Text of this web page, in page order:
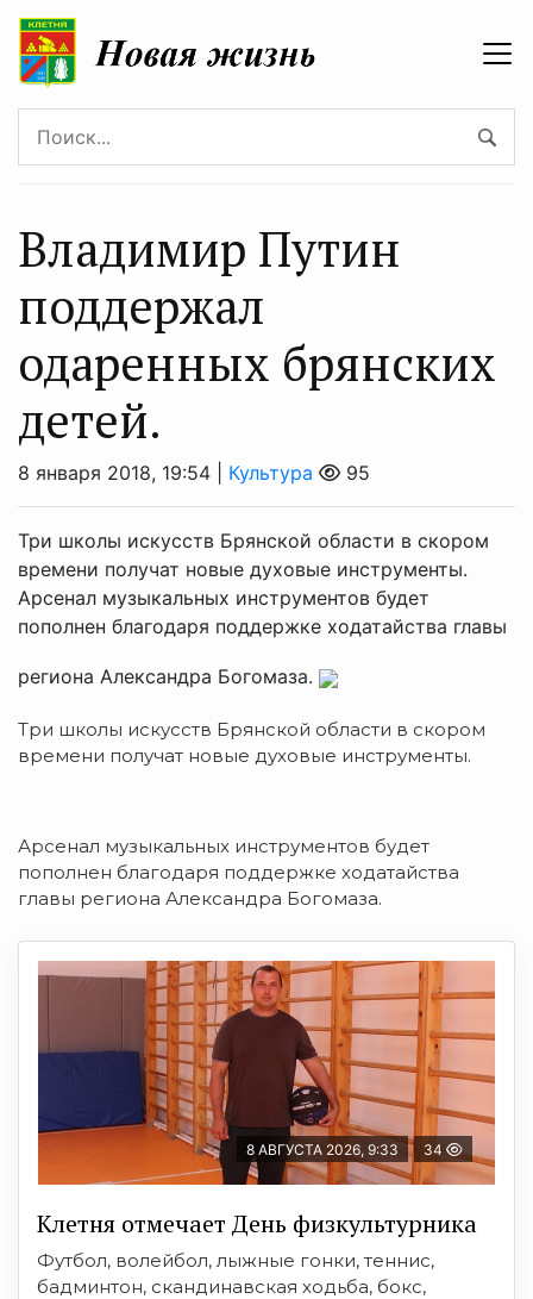
Владимир Путин
поддержал
одаренных брянских
детей.
8 января 2018, 19:54 | Культура 95
Три школы искусств Брянской области в скором
времени получат новые духовые инструменты.
Арсенал музыкальных инструментов будет
пополнен благодаря поддержке ходатайства главы
региона Александра Богомаза.
Три школы искусств Брянской области в скором
времени получат новые духовые инструменты.
Арсенал музыкальных инструментов будет
пополнен благодаря поддержке ходатайства
главы региона Александра Богомаза.
8 АВГУСТА 2026, 9:33 34
Клетня отмечает День физкультурника
Футбол, волейбол, лыжные гонки, теннис,
бадминтон, скандинавская ходьба, бокс,